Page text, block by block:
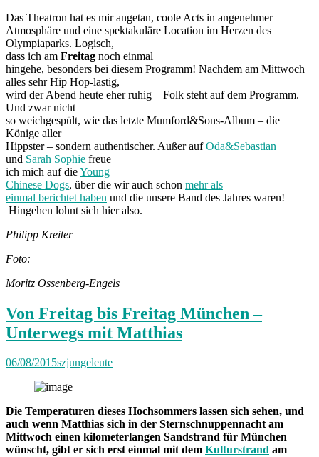
Das Theatron hat es mir angetan, coole Acts in angenehmer
Atmosphäre und eine spektakuläre Location im Herzen des
Olympiaparks. Logisch,
dass ich am Freitag noch einmal
hingehe, besonders bei diesem Programm! Nachdem am Mittwoch
alles sehr Hip Hop-lastig,
wird der Abend heute eher ruhig – Folk steht auf dem Programm.
Und zwar nicht
so weichgespült, wie das letzte Mumford&Sons-Album – die
Könige aller
Hippster – sondern authentischer. Außer aufOda&Sebastian
und Sarah Sophie freue
ich mich auf dieYoung
Chinese Dogs, über die wir auch schon mehr als
einmal berichtet haben und die unsere Band des Jahres waren!
Hingehen lohnt sich hier also.
Philipp Kreiter
Foto:
Moritz Ossenberg-Engels
Von Freitag bis Freitag München –
Unterwegs mit Matthias
06/08/2015szjungeleute
Die Temperaturen dieses Hochsommers lassen sich sehen, und
auch wenn Matthias sich in der Sternschnuppennacht am
Mittwoch einen kilometerlangen Sandstrand für München
wünscht, gibt er sich erst einmal mit dem Kulturstrand am